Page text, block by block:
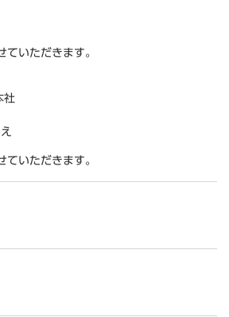
いただきます。
社
いただきます。